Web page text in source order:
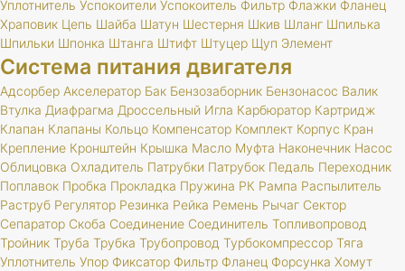
Уплотнитель Успокоители Успокоитель Фильтр Флажки Фланец
Храповик Цепь Шайба Шатун Шестерня Шкив Шланг Шпилька
Шпильки Шпонка Штанга Штифт Штуцер Щуп Элемент
Система питания двигателя
Адсорбер Акселератор Бак Бензозаборник Бензонасос Валик
Втулка Диафрагма Дроссельный Игла Карбюратор Картридж
Клапан Клапаны Кольцо Компенсатор Комплект Корпус Кран
Крепление Кронштейн Крышка Масло Муфта Наконечник Насос
Облицовка Охладитель Патрубки Патрубок Педаль Переходник
Поплавок Пробка Прокладка Пружина РК Рампа Распылитель
Раструб Регулятор Резинка Рейка Ремень Рычаг Сектор
Сепаратор Скоба Соединение Соединитель Топливопровод
Тройник Труба Трубка Трубопровод Турбокомпрессор Тяга
Уплотнитель Упор Фиксатор Фильтр Фланец Форсунка Хомут